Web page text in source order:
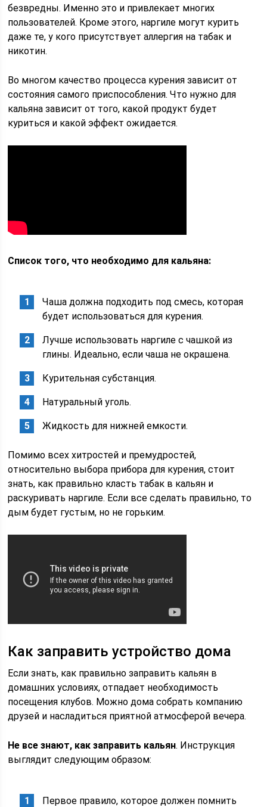
безвредны. Именно это и привлекает многих
пользователей. Кроме этого, наргиле могут курить
даже те, у кого присутствует аллергия на табак и
никотин.
Во многом качество процесса курения зависит от
состояния самого приспособления. Что нужно для
кальяна зависит от того, какой продукт будет
куриться и какой эффект ожидается.
Список того, что необходимо для кальяна:
Чаша должна подходить под смесь, которая
будет использоваться для курения.
Лучше использовать наргиле с чашкой из
глины. Идеально, если чаша не окрашена.
Курительная субстанция.
Натуральный уголь.
Жидкость для нижней емкости.
Помимо всех хитростей и премудростей,
относительно выбора прибора для курения, стоит
знать, как правильно класть табак в кальян и
раскуривать наргиле. Если все сделать правильно, то
дым будет густым, но не горьким.
Как заправить устройство дома
Если знать, как правильно заправить кальян в
домашних условиях, отпадает необходимость
посещения клубов. Можно дома собрать компанию
друзей и насладиться приятной атмосферой вечера.
Не все знают, как заправить кальян. Инструкция
выглядит следующим образом:
Первое правило, которое должен помнить